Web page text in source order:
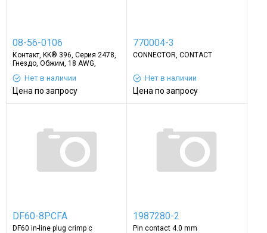
08-56-0106
Контакт, KK® 396, Серия 2478,
Гнездо, Обжим, 18 AWG,
ЗолотаНет в наличии
Цена по запросу
770004-3
CONNECTOR, CONTACT
Нет в наличии
Цена по запросу
DF60-8PCFA
DF60 in-line plug crimp c
1987280-2
Pin contact 4.0 mm